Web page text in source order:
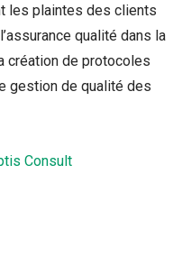
les plaintes des clients
qualité dans la
création de protocoles
gestion de qualité des
Consult